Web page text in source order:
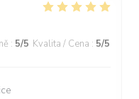
: 5/5 Kvalita / Cena : 5/5